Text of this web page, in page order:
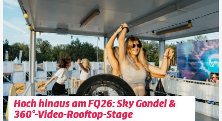
Hoch hinaus am FQ26: Sky Gondel &
360°-Video-Rooftop-Stage